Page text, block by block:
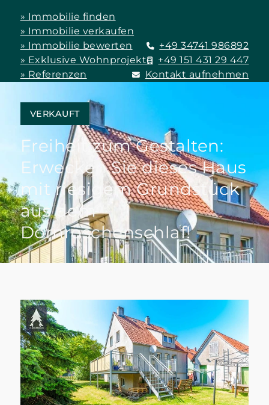
» Immobilie finden
» Immobilie verkaufen
» Immobilie bewerten
» Exklusive Wohnprojekte
» Referenzen
+49 34741 986892
+49 151 431 29 447
Kontakt aufnehmen
VERKAUFT
Freiheit zum Gestalten:
Erwecken Sie dieses Haus
mit riesigem Grundstück
aus dem
Dornröschenschlaf!